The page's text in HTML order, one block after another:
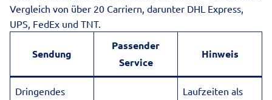
Vergleich von über 20 Carriern, darunter DHL Express,
UPS, FedEx und TNT.
Sendung
Passender
Service
Hinweis
Dringendes
Laufzeiten als